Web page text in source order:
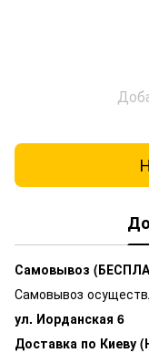
Самовывоз
Самовывоз
ул. Иорданская 6
Доставка по Киеву